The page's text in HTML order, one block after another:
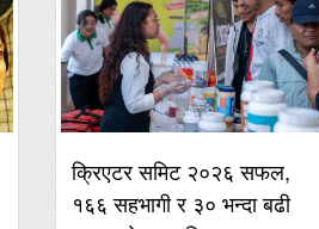
क्रिएटर समिट २०२६ सफल,
१६६ सहभागी र ३० भन्दा बढी